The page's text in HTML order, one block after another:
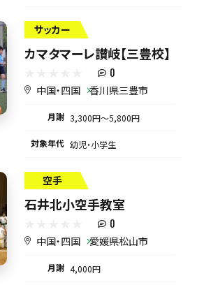
サッカー
カマタマーレ讃岐【三豊校】
0
中国・四国 香川県三豊市
月謝 3,300円〜5,800円
対象年代 幼児・小学生
空手
石井北小空手教室
0
中国・四国 愛媛県松山市
月謝 4,000円